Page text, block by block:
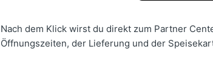
Nach dem Klick wirst du direkt zum Partner
Öffnungszeiten, der Lieferung und der